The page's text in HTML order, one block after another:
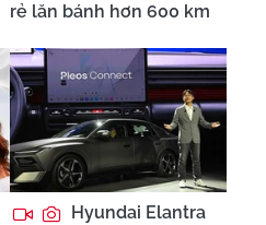
rẻ lăn bánh hơn 600 km
Hyundai Elantra